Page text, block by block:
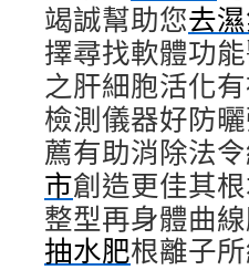
竭誠幫助您去
擇尋找軟體功
之肝細胞活化
檢測儀器好防
薦有助消除法
市創造更佳其
整型再身體曲
抽水肥根離子